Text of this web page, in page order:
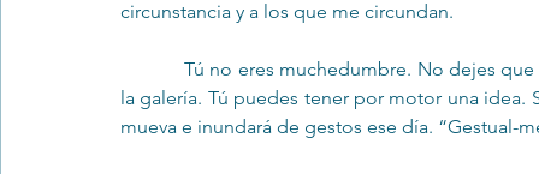
circunstancia y a los que me circundan.
la galería. Tú puedes tener por motor una idea.
mueva e inundará de gestos ese día. “Gestual-